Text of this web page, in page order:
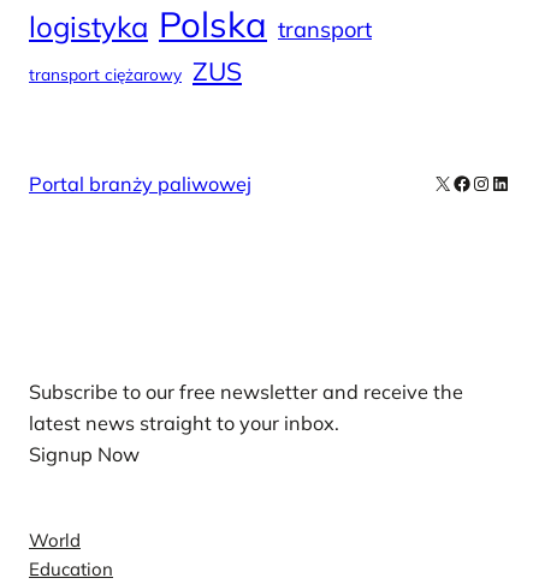
logistyka Polska transport
transport ciężarowy ZUS
Portal branży paliwowej X Facebook
Subscribe to our free newsletter and receive the
latest news straight to your inbox.
Signup Now
World
Education